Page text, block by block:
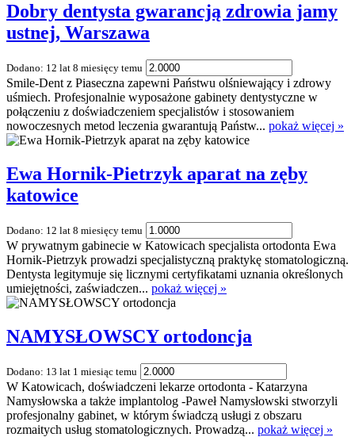
Dobry dentysta gwarancją zdrowia jamy
ustnej, Warszawa
Dodano: 12 lat 8 miesięcy temu
Smile-Dent z Piaseczna zapewni Państwu olśniewający i zdrowy
uśmiech. Profesjonalnie wyposażone gabinety dentystyczne w
połączeniu z doświadczeniem specjalistów i stosowaniem
nowoczesnych metod leczenia gwarantują Państw... pokaż więcej »
Ewa Hornik-Pietrzyk aparat na zęby
katowice
Dodano: 12 lat 8 miesięcy temu
W prywatnym gabinecie w Katowicach specjalista ortodonta Ewa
Hornik-Pietrzyk prowadzi specjalistyczną praktykę stomatologiczną.
Dentysta legitymuje się licznymi certyfikatami uznania określonych
umiejętności, zaświadczen... pokaż więcej »
NAMYSŁOWSCY ortodoncja
Dodano: 13 lat 1 miesiąc temu
W Katowicach, doświadczeni lekarze ortodonta - Katarzyna
Namysłowska a także implantolog -Paweł Namysłowski stworzyli
profesjonalny gabinet, w którym świadczą usługi z obszaru
rozmaitych usług stomatologicznych. Prowadzą... pokaż więcej »